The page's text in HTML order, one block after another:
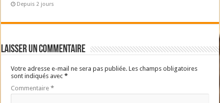
Depuis 2 jours
Laisser un commentaire
Votre adresse e-mail ne sera pas publiée. Les champs obligatoires
sont indiqués avec*
Commentaire*